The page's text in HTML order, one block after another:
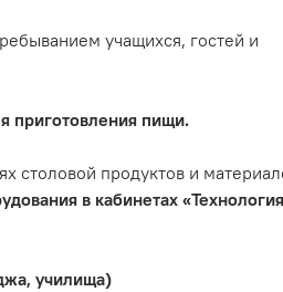
учащихся, гостей и
приготовления пищи.
столовой продуктов и
в кабинетах
училища)